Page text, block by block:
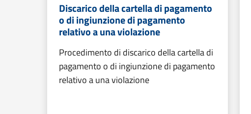
Discarico della cartella di pagamento
o di ingiunzione di pagamento
relativo a una violazione
Procedimento di discarico della cartella di
pagamento o di ingiunzione di pagamento
relativo a una violazione